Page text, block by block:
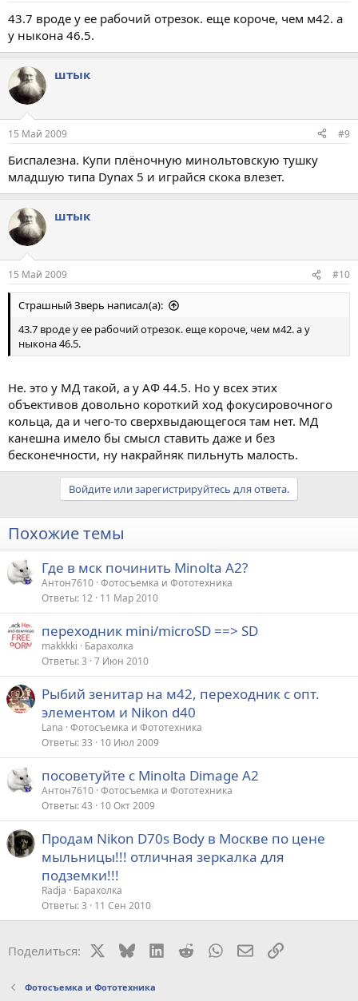
43.7 вроде у ее рабочий отрезок. еще короче, чем м42. а
у ныкона 46.5.
штык
15 Май 2009 #9
Биспалезна. Купи плёночную минольтовскую тушку
младшую типа Dynax 5 и играйся скока влезет.
штык
15 Май 2009 #10
Страшный Зверь написал(а):
43.7 вроде у ее рабочий отрезок. еще короче, чем м42. а у
ныкона 46.5.
Не. это у МД такой, а у АФ 44.5. Но у всех этих
объективов довольно короткий ход фокусировочного
кольца, да и чего-то сверхвыдающегося там нет. МД
канешна имело бы смысл ставить даже и без
бесконечности, ну накрайняк пильнуть малость.
Войдите или зарегистрируйтесь для ответа.
Похожие темы
Где в мск починить Minolta A2?
Антон7610 Фотосъемка и Фототехника
Ответы 12 11 Мар 2010
переходник mini/microSD ==> SD
makkkki
Барахолка
Ответы 3 7 Июн 2010
Рыбий зенитар на м42, переходник с опт.
элементом и Nikon d40
Lana Фотосъемка и Фототехника
Ответы 33 10 Июл 2009
посоветуйте с Minolta Dimage A2
Антон7610 Фотосъемка и Фототехника
Ответы 43 10 Окт 2009
Продам Nikon D70s Body в Москве по цене
мыльницы!!! отличная зеркалка для
подземки!!!
Radja
Барахолка
Ответы 3 11 Сен 2010
Поделиться: BlueskyLinkedIn
RedditWhatsAppЭлектронная
Ссылка
Фотосъемка и Фототехника